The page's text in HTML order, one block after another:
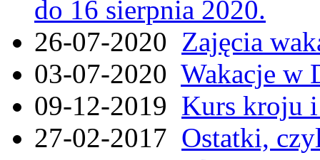
do 16 sierpnia 2020.
26-07-2020 Zajęcia
03-07-2020 Wakacje w
09-12-2019 Kurs kroju i
27-02-2017 Ostatki,